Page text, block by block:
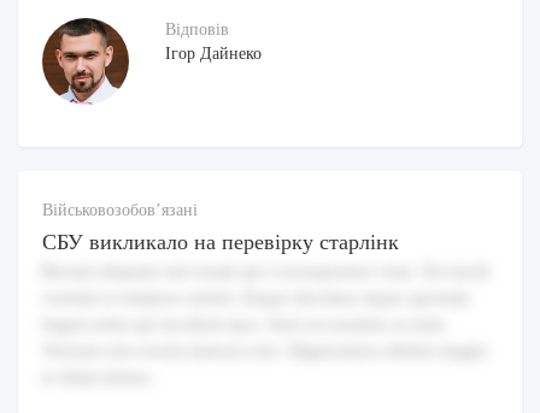
Відповів
Ігор Дайнеко
Військовозобов’язані
СБУ викликало на перевірку старлінк